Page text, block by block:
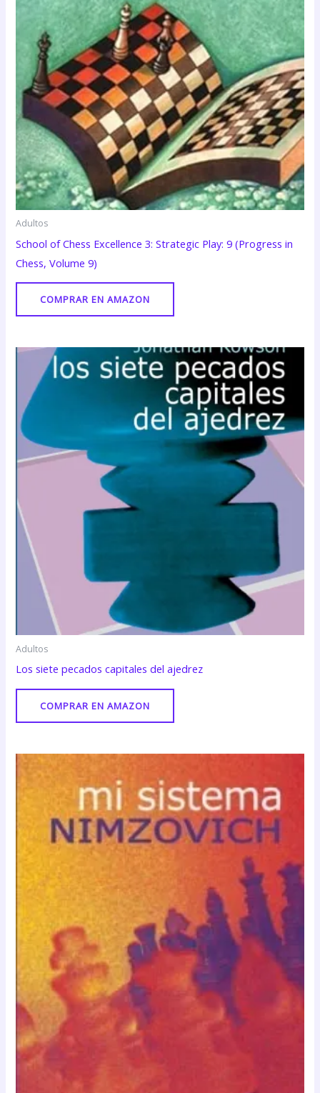
Adultos
School of Chess Excellence 3: Strategic Play: 9 (Progress in
Chess, Volume 9)
COMPRAR EN AMAZON
Adultos
Los siete pecados capitales del ajedrez
COMPRAR EN AMAZON